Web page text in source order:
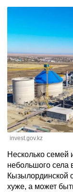
invest.gov.kz
Несколько
небольшого
Кызылординской
хуже, а может